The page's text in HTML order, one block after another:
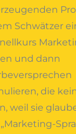
Schwätzer
und dann
die
weil sie